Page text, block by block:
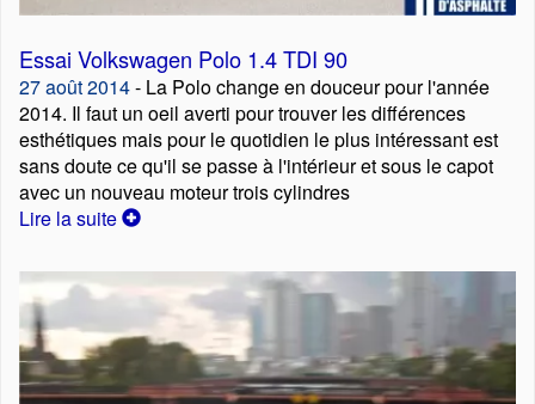
Essai Volkswagen Polo 1.4 TDI 90
27 août 2014- La Polo change en douceur pour l'année
2014. Il faut un oeil averti pour trouver les différences
esthétiques mais pour le quotidien le plus intéressant est
sans doute ce qu'il se passe à l'intérieur et sous le capot
avec un nouveau moteur trois cylindres
Lire la suite